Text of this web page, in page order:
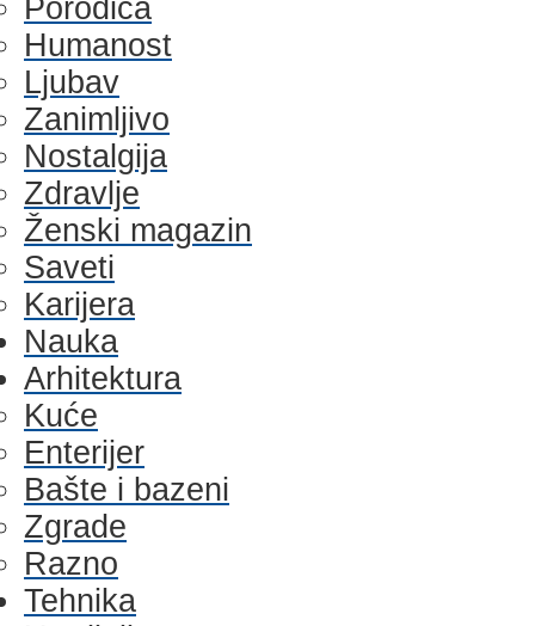
Porodica
Humanost
Ljubav
Zanimljivo
Nostalgija
Zdravlje
Ženski magazin
Saveti
Karijera
Nauka
Arhitektura
Kuće
Enterijer
Bašte i bazeni
Zgrade
Razno
Tehnika